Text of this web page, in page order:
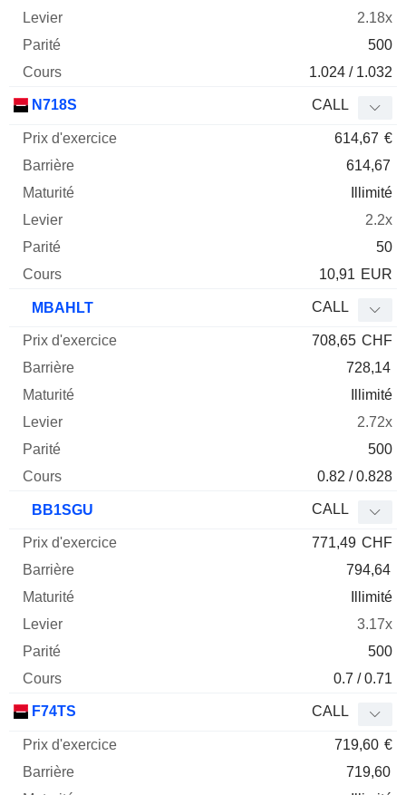
2.18x
500
1.024 / 1.032
N718S CALL
614,67 €
614,67
Illimité
2.2x
50
10,91 EUR
MBAHLT CALL
708,65 CHF
728,14
Illimité
2.72x
500
0.82 / 0.828
BB1SGU CALL
771,49 CHF
794,64
Illimité
3.17x
500
0.7 / 0.71
F74TS CALL
719,60 €
719,60